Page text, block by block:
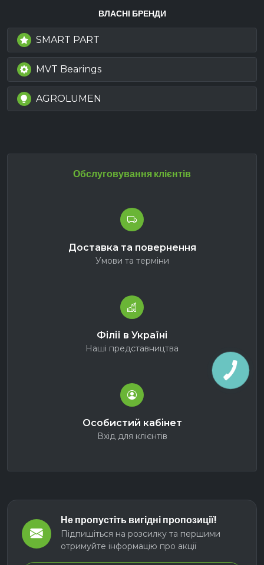
ВЛАСНІ БРЕНДИ
SMART PART
MVT Bearings
AGROLUMEN
Обслуговування клієнтів
Доставка та повернення
Умови та терміни
Філії в Україні
Наші представництва
Особистий кабінет
Вхід для клієнтів
Не пропустіть вигідні пропозиції!
Підпишіться на розсилку та першими
отримуйте інформацію про акції